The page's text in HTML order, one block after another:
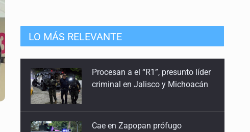
LO MÁS RELEVANTE
Cae en Zapopan prófugo
estadounidense buscado por
Aseguran pitón dentro de